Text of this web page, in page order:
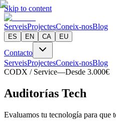
Skip to content
ServeisProjectesConeix-nosBlog
ES EN CA EU
Contacto
ServeisProjectesConeix-nosBlog
CODX / Service—Desde 3.000€
Auditorías Tech
Evaluamos tu tecnología para que